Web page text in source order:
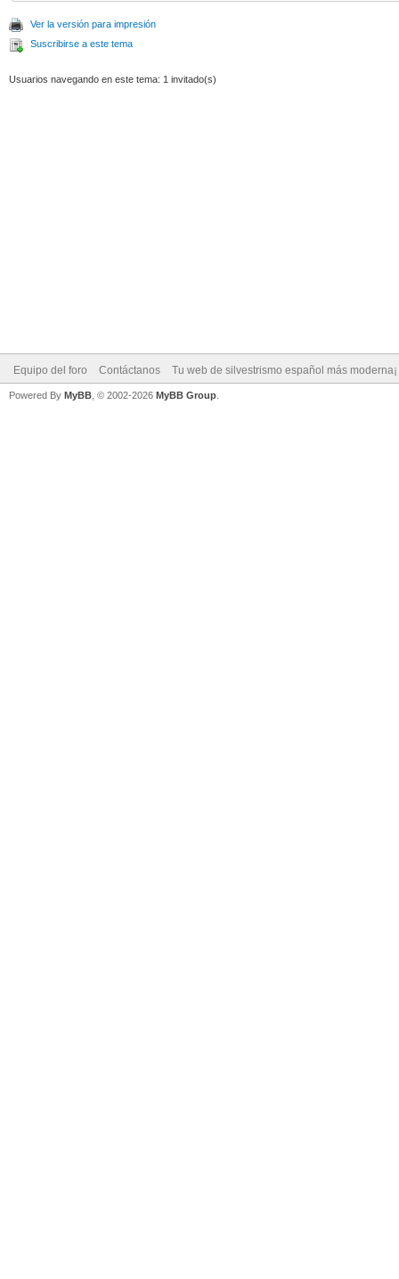
Ver la versión para impresión
Suscribirse a este tema
Usuarios navegando en este tema: 1 invitado(s)
Equipo del foro Contáctanos Tu web de silvestrismo español más moderna¡
Powered By MyBB , © 2002-2026 MyBB Group